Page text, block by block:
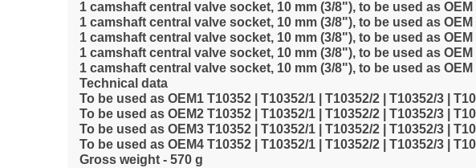
1 camshaft central valve socket, 10 mm (3/8"), to be used as OEM
1 camshaft central valve socket, 10 mm (3/8"), to be used as OEM
1 camshaft central valve socket, 10 mm (3/8"), to be used as OEM
1 camshaft central valve socket, 10 mm (3/8"), to be used as OEM
1 camshaft central valve socket, 10 mm (3/8"), to be used as OEM
Technical data
To be used as OEM1 T10352 | T10352/1 | T10352/2 | T10352/3 |
To be used as OEM2 T10352 | T10352/1 | T10352/2 | T10352/3 |
To be used as OEM3 T10352 | T10352/1 | T10352/2 | T10352/3 |
To be used as OEM4 T10352 | T10352/1 | T10352/2 | T10352/3 |
Gross weight - 570 g